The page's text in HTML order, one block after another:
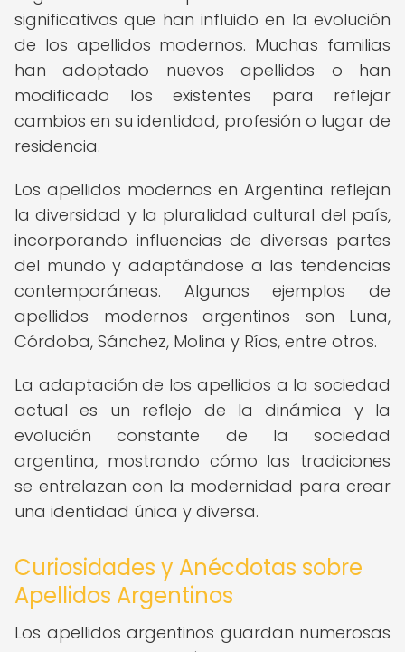
significativos que han influido en la evolución
de los apellidos modernos. Muchas familias
han adoptado nuevos apellidos o han
modificado los existentes para reflejar
cambios en su identidad, profesión o lugar de
residencia.
Los apellidos modernos en Argentina reflejan
la diversidad y la pluralidad cultural del país,
incorporando influencias de diversas partes
del mundo y adaptándose a las tendencias
contemporáneas. Algunos ejemplos de
apellidos modernos argentinos son Luna,
Córdoba, Sánchez, Molina y Ríos, entre otros.
La adaptación de los apellidos a la sociedad
actual es un reflejo de la dinámica y la
evolución constante de la sociedad
argentina, mostrando cómo las tradiciones
se entrelazan con la modernidad para crear
una identidad única y diversa.
Curiosidades y Anécdotas sobre
Apellidos Argentinos
Los apellidos argentinos guardan numerosas